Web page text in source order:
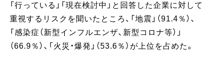
「行っている」「現在検討中」と回答した企業に対して
重視するリスクを聞いたところ、「地震」（91.4％）、
「感染症（新型インフルエンザ、新型コロナ等）」
（66.9％）、「火災・爆発」（53.6％）が上位を占めた。